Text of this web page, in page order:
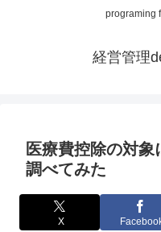
programing
経営管理
医療費控除の対象
調べてみた
X